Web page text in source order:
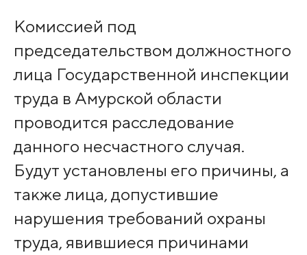
Комиссией под
председательством должностного
лица Государственной инспекции
труда в Амурской области
проводится расследование
данного несчастного случая.
Будут установлены его причины, а
также лица, допустившие
нарушения требований охраны
труда, явившиеся причинами